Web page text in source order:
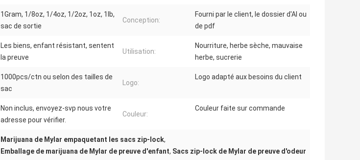
1Gram, 1/8oz, 1/4oz, 1/2oz, 1oz, 1lb,
sac de sortie
Conception:
Fourni par le client, le dossier d'AI ou
de pdf
Les biens, enfant résistant, sentent
la preuve
Utilisation:
Nourriture, herbe sèche, mauvaise
herbe, sucrerie
1000pcs/ctn ou selon des tailles de
sac
Logo:
Logo adapté aux besoins du client
Non inclus, envoyez-svp nous votre
adresse pour vérifier.
Couleur:
Couleur faite sur commande
Marijuana de Mylar empaquetant les sacs zip-lock,
Emballage de marijuana de Mylar de preuve d'enfant, Sacs zip-lock de Mylar de preuve d'odeur